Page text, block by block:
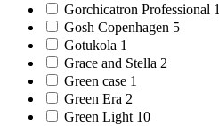
Gorchicatron Professional 1
Gosh Copenhagen 5
Gotukola 1
Grace and Stella 2
Green case 1
Green Era 2
Green Light 10